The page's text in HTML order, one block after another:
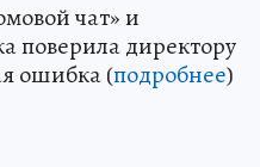
чат» и
поверила директору
ошибка (подробнее)